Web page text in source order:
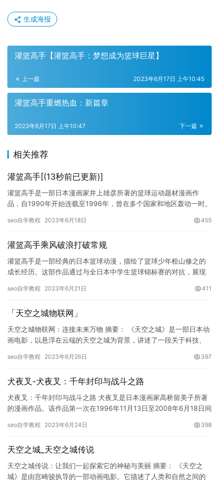
生成海报
灌篮高手【灌篮高手：梦想成为篮球巨星】
上一篇 2023年6月17日 上午10:45
灌篮高手重燃热血：新篇章
下一篇
2023年6月17日 上午10:47
相关推荐
灌篮高手[(13秒前已更新)]
灌篮高手是一部日本漫画家井上雄彦所著的篮球运动题材漫画作
品，自1990年开始连载至1996年，曾在多个国家和地区轰动一时。
seo自学教程 2023年6月18日 455
灌篮高手乘风破浪打破常规
灌篮高手是一部经典的日本篮球动漫，描绘了篮球少年桧山修之的
成长经历。这部作品通过与全日本中学生篮球锦标赛的对抗，展现
神，深受…
seo自学教程 2023年6月21日 411
「天空之城物联网」
天空之城物联网：连接未来万物 摘要： 《天空之城》是一部日本动
画电影，以悬浮在云端的天空之城为背景，讲述了一段关于科技、
幻…
seo自学教程 2023年6月26日 397
犬夜叉-犬夜叉：千年封印与战斗之路
犬夜叉：千年封印与战斗之路 犬夜叉是日本漫画家高桥留美子所著
的漫画作品。该作品第一次在1996年11月13日至2008年6月18日间
seo自学教程 2023年6月24日 398
天空之城_天空之城传说
天空之城传说：让我们一起探索它的神秘与美丽 摘要： 《天空之
城》是由宫崎骏执导的一部动画电影。它描述了人类和自然之间的